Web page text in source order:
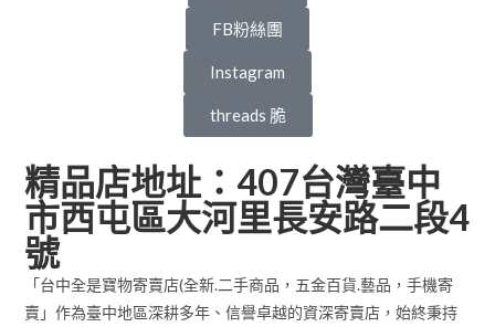
FB粉絲團
Instagram
threads 脆
精品店地址：407台灣臺中
市西屯區大河里長安路二段4
號
「台中全是寶物寄賣店(全新.二手商品，五金百貨.藝品，手機寄
賣」作為臺中地區深耕多年、信譽卓越的資深寄賣店，始終秉持